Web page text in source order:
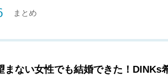
まとめ
まない女性でも結婚できた！DINKs